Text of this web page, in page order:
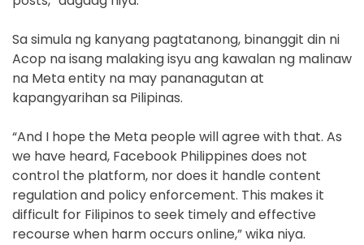
Sa simula ng kanyang pagtatanong, binanggit din ni
Acop na isang malaking isyu ang kawalan ng malinaw
na Meta entity na may pananagutan at
kapangyarihan sa Pilipinas.
“And I hope the Meta people will agree with that. As
we have heard, Facebook Philippines does not
control the platform, nor does it handle content
regulation and policy enforcement. This makes it
difficult for Filipinos to seek timely and effective
recourse when harm occurs online,” wika niya.